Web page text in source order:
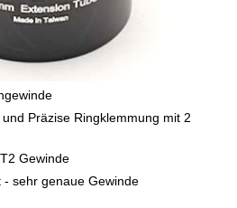
Präzise Ringklemmung mit 2
Gewinde
sehr genaue Gewinde